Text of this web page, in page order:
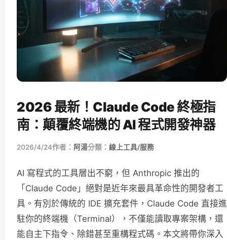
2026 最新！Claude Code 終極指
南：顛覆終端機的 AI 程式開發神器
2026/4/24作者： 阿湯分類： 線上工具/服務
AI 寫程式的工具層出不窮，但 Anthropic 推出的
「Claude Code」絕對是近年來最具革命性的開發者工
具。有別於傳統的 IDE 擴充套件，Claude Code 直接進
駐你的終端機（Terminal），不僅能讀取專案架構，還
能自主下指令、除錯甚至重構程式碼。本文將帶你深入